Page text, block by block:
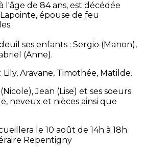
l'âge de 84 ans, est décédée
épouse de feu
ses enfants : Sergio (Manon),
(Anne).
Aravane, Timothée, Matilde.
Jean (Lise) et ses soeurs
neveux et nièces ainsi que
le 10 août de 14h à 18h
Repentigny